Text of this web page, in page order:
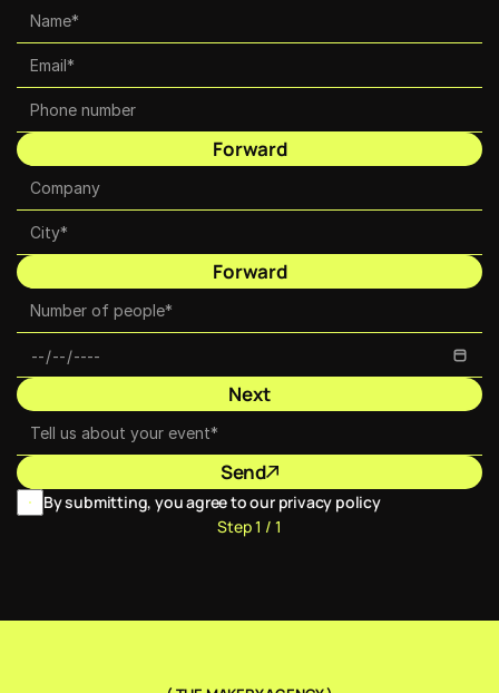
Forward
Forward
Next
Send
By submitting, you agree to our privacy policy
Step 1 / 1